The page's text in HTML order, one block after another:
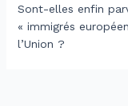
Sont-elles enfin
« immigrés
l’Union ?